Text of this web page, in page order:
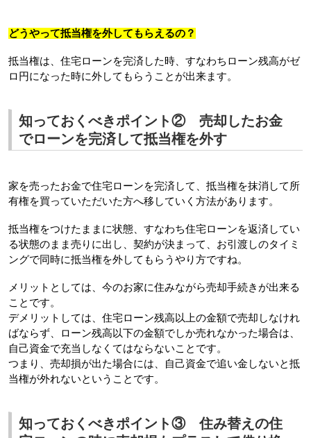
どうやって抵当権を外してもらえるの？
抵当権は、住宅ローンを完済した時、すなわちローン残高がゼ
ロ円になった時に外してもらうことが出来ます。
知っておくべきポイント② 売却したお金
でローンを完済して抵当権を外す
家を売ったお金で住宅ローンを完済して、抵当権を抹消して所
有権を買っていただいた方へ移していく方法があります。
抵当権をつけたままに状態、すなわち住宅ローンを返済してい
る状態のまま売りに出し、契約が決まって、お引渡しのタイミ
ングで同時に抵当権を外してもらうやり方ですね。
メリットとしては、今のお家に住みながら売却手続きが出来る
ことです。
デメリットしては、住宅ローン残高以上の金額で売却しなけれ
ばならず、ローン残高以下の金額でしか売れなかった場合は、
自己資金で充当しなくてはならないことです。
つまり、売却損が出た場合には、自己資金で追い金しないと抵
当権が外れないということです。
知っておくべきポイント③ 住み替えの住